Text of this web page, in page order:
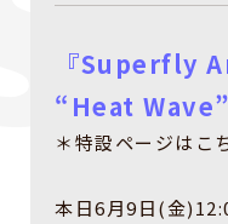
『Superfly
“Heat Wave”
＊特設ページはこ
本日6月9日(金